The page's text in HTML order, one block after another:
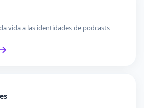
vida a las identidades de podcasts